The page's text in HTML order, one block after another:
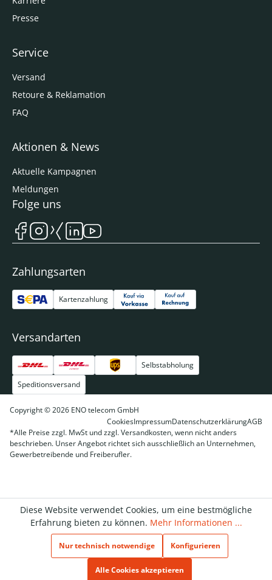
Presse
Service
Versand
Retoure & Reklamation
FAQ
Aktionen & News
Aktuelle Kampagnen
Meldungen
Zahlungsarten
Kartenzahlung
Versandarten
Selbstabholung
Speditionsversand
Folge uns
Copyright © 2026 ENO telecom GmbH
CookiesImpressumDatenschutzerklärungAGB
*Alle Preise zzgl. MwSt und zzgl. Versandkosten, wenn nicht anders
beschrieben. Unser Angebot richtet sich ausschließlich an Unternehmen,
Gewerbetreibende und Freiberufler.
Diese Website verwendet Cookies, um eine bestmögliche
Erfahrung bieten zu können. Mehr Informationen ...
Nur technisch notwendige Konfigurieren
Alle Cookies akzeptieren